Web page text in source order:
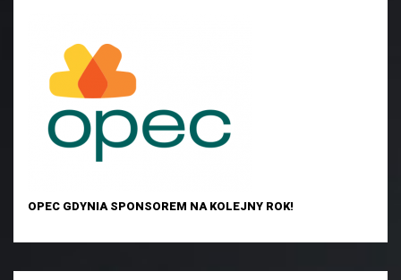
OPEC GDYNIA SPONSOREM NA KOLEJNY ROK!